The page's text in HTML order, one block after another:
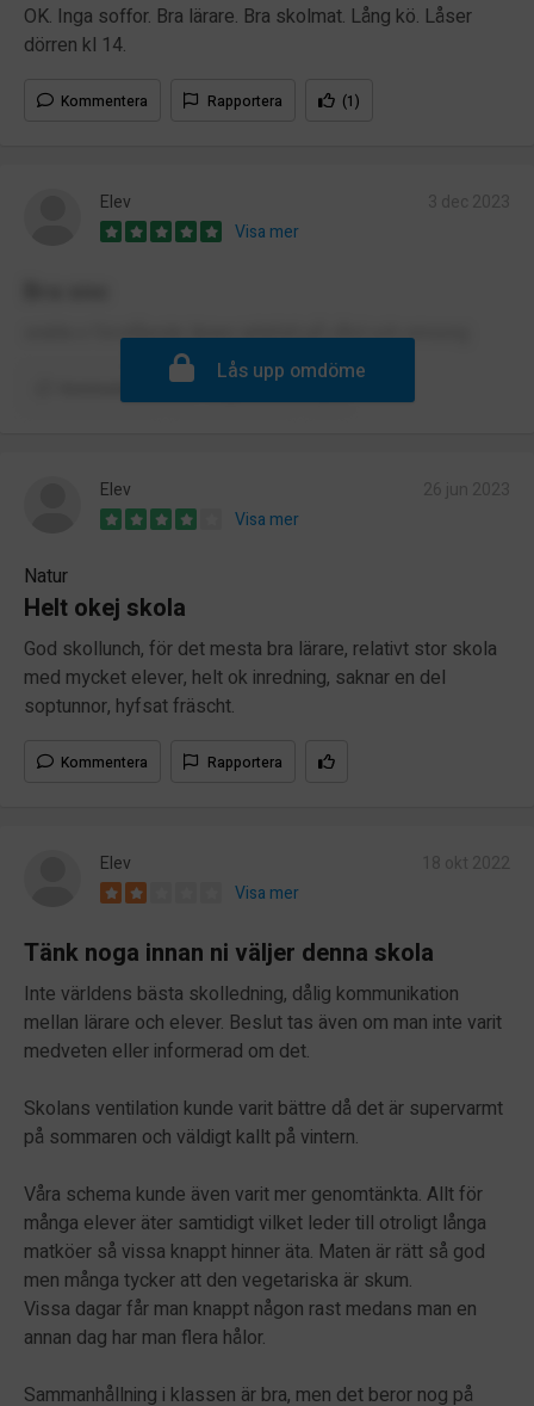
OK. Inga soffor. Bra lärare. Bra skolmat. Lång kö. Låser
dörren kl 14.
Kommentera Rapportera (1)
Elev
Visa mer
snälla o förstående lärare iallafall på vård och omsorg
Lås upp omdöme
Elev
Visa mer
Natur
Helt okej skola
God skollunch, för det mesta bra lärare, relativt stor skola
med mycket elever, helt ok inredning, saknar en del
soptunnor, hyfsat fräscht.
Kommentera Rapportera
Elev
Visa mer
Tänk noga innan ni väljer denna skola
Inte världens bästa skolledning, dålig kommunikation
mellan lärare och elever. Beslut tas även om man inte varit
medveten eller informerad om det.
Skolans ventilation kunde varit bättre då det är supervarmt
på sommaren och väldigt kallt på vintern.
Våra schema kunde även varit mer genomtänkta. Allt för
många elever äter samtidigt vilket leder till otroligt långa
matköer så vissa knappt hinner äta. Maten är rätt så god
men många tycker att den vegetariska är skum.
Vissa dagar får man knappt någon rast medans man en
annan dag har man flera hålor.
Sammanhållning i klassen är bra, men det beror nog på